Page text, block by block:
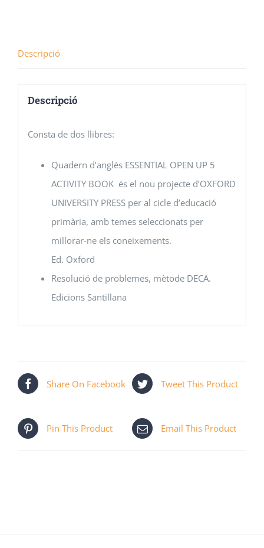
UP
5
i
Resolució
DECA
Descripció
Descripció
Consta de dos llibres:
Quadern d’anglès ESSENTIAL OPEN UP 5
ACTIVITY BOOK és el nou projecte d’OXFORD
UNIVERSITY PRESS per al cicle d’educació
primària, amb temes seleccionats per
millorar-ne els coneixements.
Ed. Oxford
Resolució de problemes, mètode DECA.
Edicions Santillana
Share On Facebook Tweet This Product
Pin This Product Email This Product